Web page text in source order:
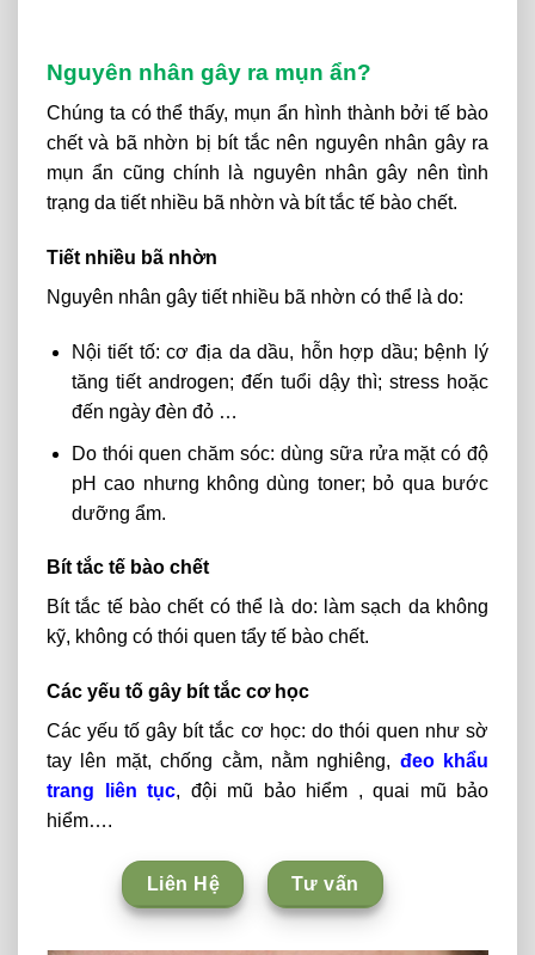
Nguyên nhân gây ra mụn ẩn?
Chúng ta có thể thấy, mụn ẩn hình thành bởi tế bào
chết và bã nhờn bị bít tắc nên nguyên nhân gây ra
mụn ẩn cũng chính là nguyên nhân gây nên tình
trạng da tiết nhiều bã nhờn và bít tắc tế bào chết.
Tiết nhiều bã nhờn
Nguyên nhân gây tiết nhiều bã nhờn có thể là do:
Nội tiết tố: cơ địa da dầu, hỗn hợp dầu; bệnh lý
tăng tiết androgen; đến tuổi dậy thì; stress hoặc
đến ngày đèn đỏ …
Do thói quen chăm sóc: dùng sữa rửa mặt có độ
pH cao nhưng không dùng toner; bỏ qua bước
dưỡng ẩm.
Bít tắc tế bào chết
Bít tắc tế bào chết có thể là do: làm sạch da không
kỹ, không có thói quen tẩy tế bào chết.
Các yếu tố gây bít tắc cơ học
Các yếu tố gây bít tắc cơ học: do thói quen như sờ
tay lên mặt, chống cằm, nằm nghiêng, đeo khẩu
trang liên tục, đội mũ bảo hiểm , quai mũ bảo
hiểm….
Liên Hệ Tư vấn